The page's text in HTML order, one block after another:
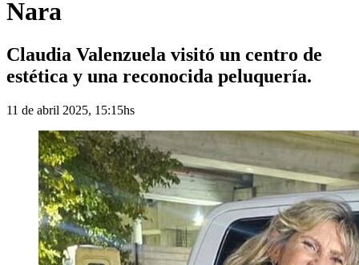
Nara
Claudia Valenzuela visitó un centro de
estética y una reconocida peluquería.
11 de abril 2025, 15:15hs